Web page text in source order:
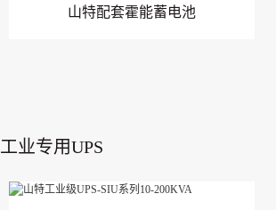
山特配套霍能蓄电池
工业专用UPS